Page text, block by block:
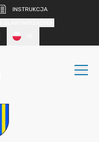
INSTRUKCJA